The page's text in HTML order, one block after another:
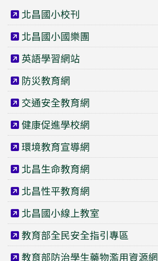
北昌國小校刊
北昌國小國樂團
英語學習網站
防災教育網
交通安全教育網
健康促進學校網
環境教育宣導網
北昌生命教育網
北昌性平教育網
北昌國小線上教室
教育部全民安全指引專區
教育部防治學生藥物濫用資源網